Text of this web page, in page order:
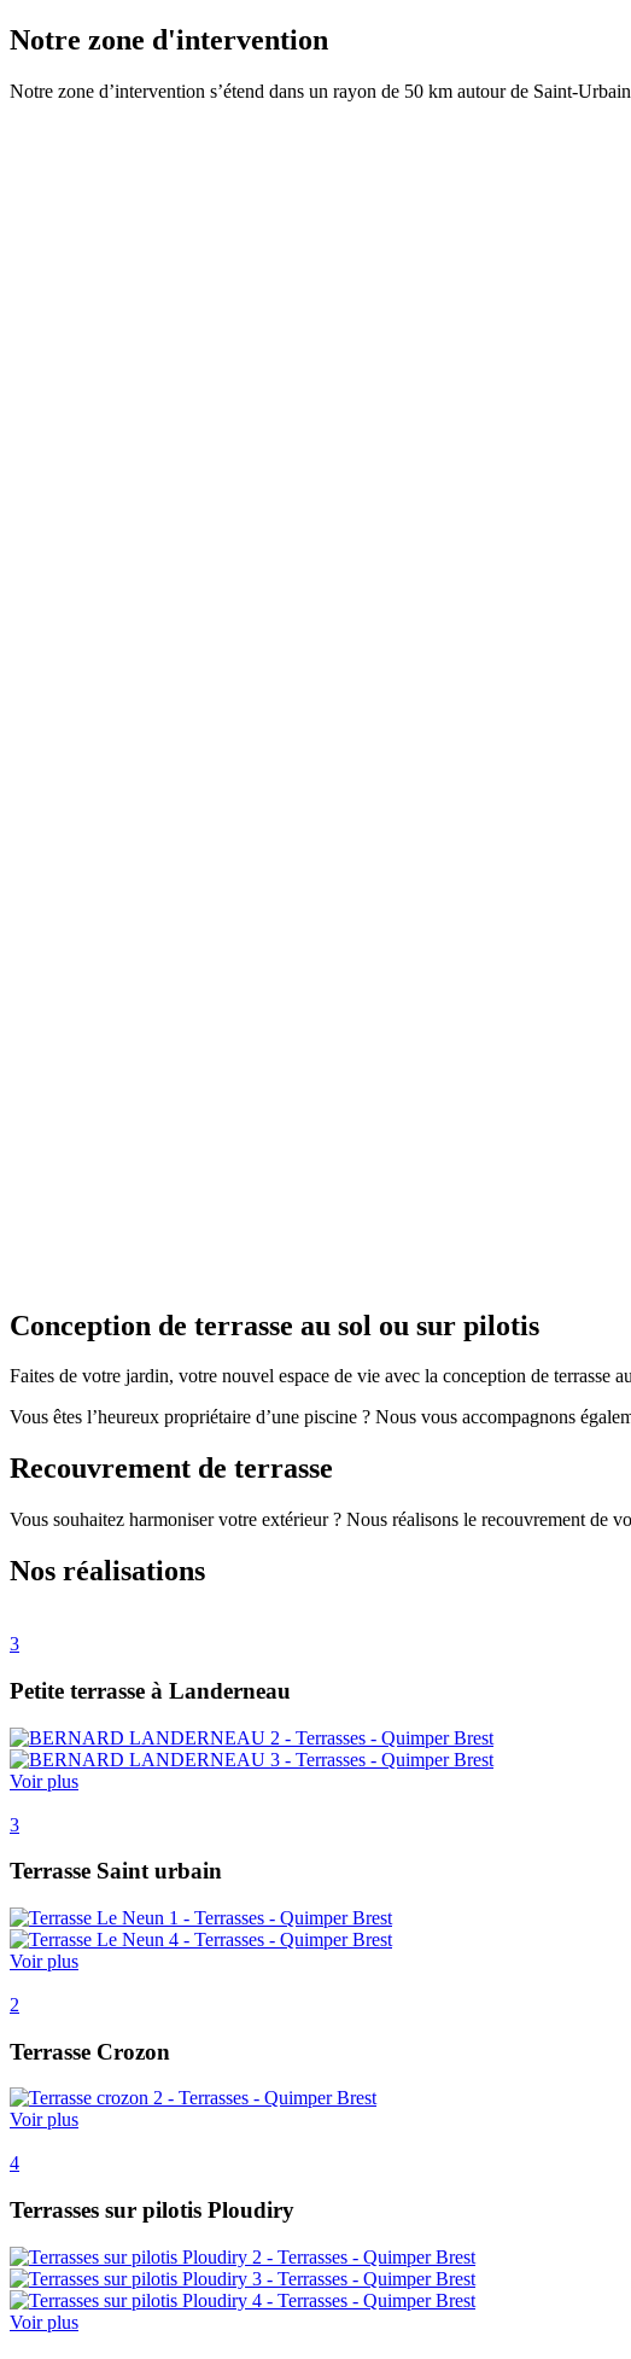
Notre zone d'intervention
Notre zone d’intervention s’étend dans un rayon de 50 km autour de Saint-
Conception de terrasse au sol ou sur pilotis
Faites de votre jardin, votre nouvel espace de vie avec la conception de terrasse
Vous êtes l’heureux propriétaire d’une piscine ? Nous vous accompagnons
Recouvrement de terrasse
Vous souhaitez harmoniser votre extérieur ? Nous réalisons le recouvrement de
Nos réalisations
3
Petite terrasse à Landerneau
Voir plus
3
Terrasse Saint urbain
Voir plus
2
Terrasse Crozon
Voir plus
4
Terrasses sur pilotis Ploudiry
Voir plus